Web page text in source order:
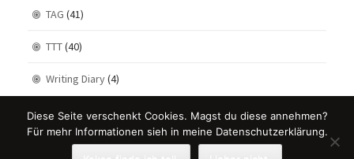
TAG (41)
TTT(40)
Writing Diary(4)
Diese Seite verschenkt Cookies. Magst du diese annehmen?
Für mehr Informationen sieh in meine Datenschutzerklärung.